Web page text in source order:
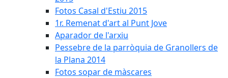
Fotos Casal d'Estiu 2015
1r. Remenat d'art al Punt Jove
Aparador de l'arxiu
Pessebre de la parròquia de Granollers de
la Plana 2014
Fotos sopar de màscares